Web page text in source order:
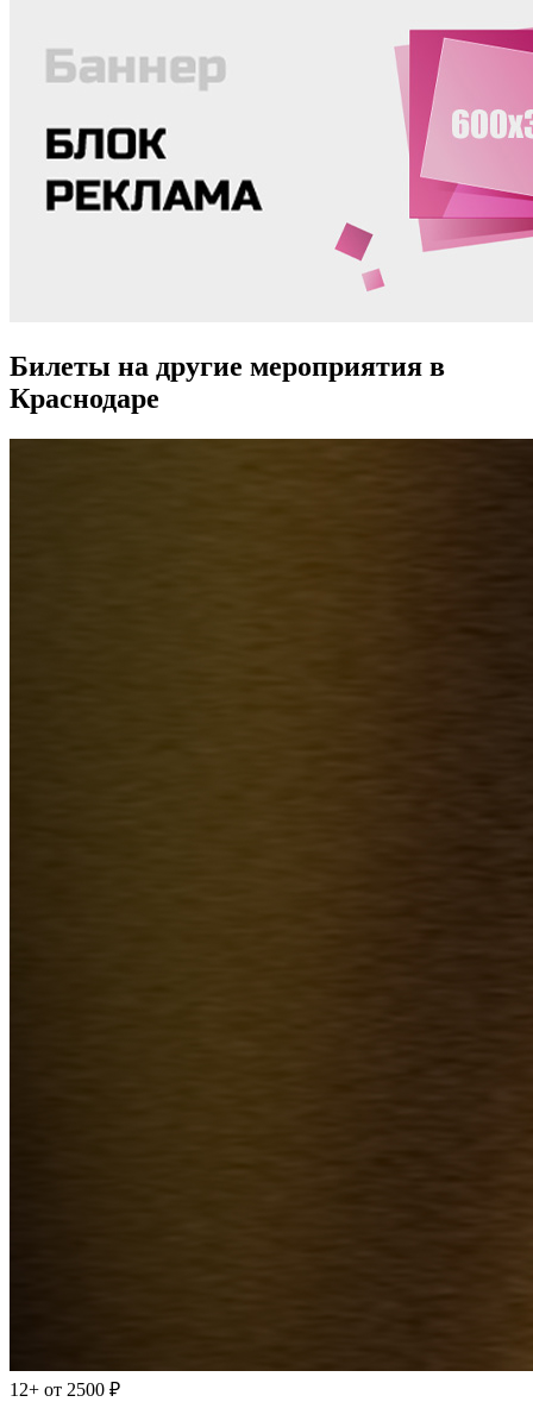
Билеты на другие мероприятия в
Краснодаре
12+ от 2500 ₽